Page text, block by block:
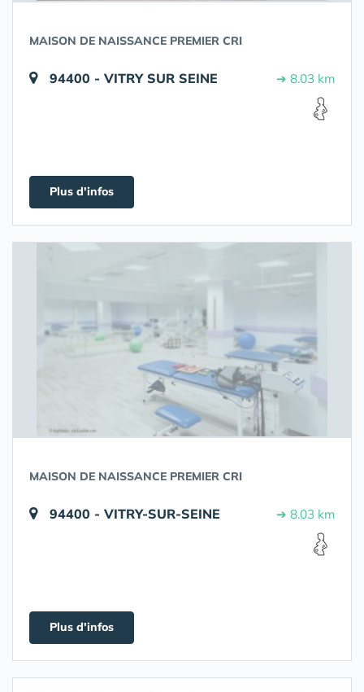
MAISON DE NAISSANCE PREMIER CRI
94400 - VITRY SUR SEINE ➔ 8.03 km
Plus d'infos
MAISON DE NAISSANCE PREMIER CRI
94400 - VITRY-SUR-SEINE ➔ 8.03 km
Plus d'infos